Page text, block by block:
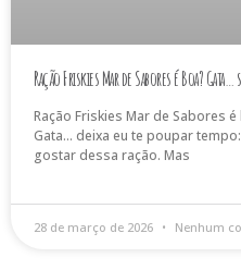
Ração Friskies Mar de Sabores é Boa?
Ração Friskies Mar de Sabores
Gata… deixa eu te poupar
gostar dessa ração. Mas
28 de março de 2026 Nenhum